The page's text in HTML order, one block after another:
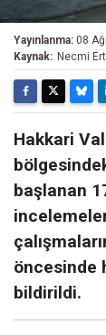
Yayınlanma: 08
Kaynak: Necmi
Hakkari
başlanan
öncesinde
bildirildi.